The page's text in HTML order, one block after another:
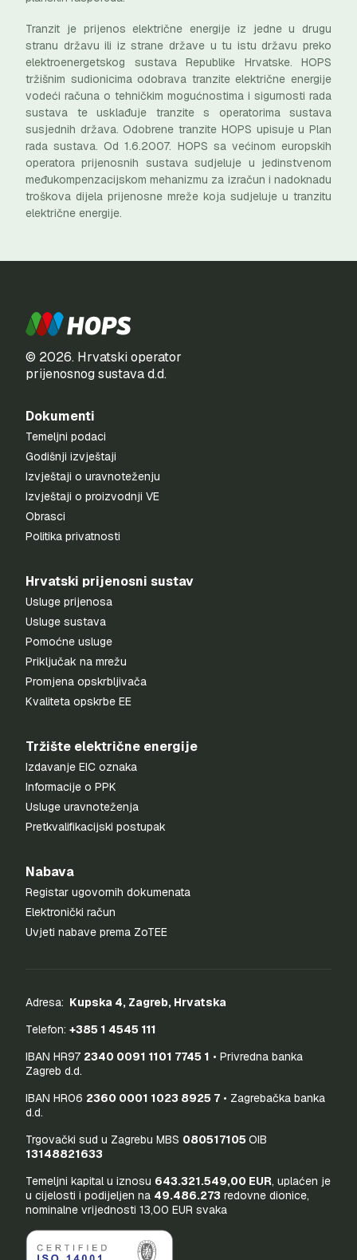
Tranzit je prijenos električne energije iz jedne u drugu
stranu državu ili iz strane države u tu istu državu preko
elektroenergetskog sustava Republike Hrvatske. HOPS
tržišnim sudionicima odobrava tranzite električne energije
vodeći računa o tehničkim mogućnostima i sigurnosti rada
sustava te usklađuje tranzite s operatorima sustava
susjednih država. Odobrene tranzite HOPS upisuje u Plan
rada sustava. Od 1.6.2007. HOPS sa većinom europskih
operatora prijenosnih sustava sudjeluje u jedinstvenom
međukompenzacijskom mehanizmu za izračun i nadoknadu
troškova dijela prijenosne mreže koja sudjeluje u tranzitu
električne energije.
© 2026. Hrvatski operator
prijenosnog sustava d.d.
Dokumenti
Temeljni podaci
Godišnji izvještaji
Izvještaji o uravnoteženju
Izvještaji o proizvodnji VE
Obrasci
Politika privatnosti
Hrvatski prijenosni sustav
Usluge prijenosa
Usluge sustava
Pomoćne usluge
Priključak na mrežu
Promjena opskrbljivača
Kvaliteta opskrbe EE
Tržište električne energije
Izdavanje EIC oznaka
Informacije o PPK
Usluge uravnoteženja
Pretkvalifikacijski postupak
Nabava
Registar ugovornih dokumenata
Elektronički račun
Uvjeti nabave prema ZoTEE
Adresa: Kupska 4, Zagreb, Hrvatska
Telefon: +385 1 4545 111
IBAN HR97 2340 0091 1101 7745 1 • Privredna banka
Zagreb d.d.
IBAN HR06 2360 0001 1023 8925 7 • Zagrebačka banka
d.d.
Trgovački sud u Zagrebu MBS 080517105OIB
13148821633
Temeljni kapital u iznosu 643.321.549,00 EUR, uplaćen je
u cijelosti i podijeljen na 49.486.273 redovne dionice,
nominalne vrijednosti 13,00 EUR svaka